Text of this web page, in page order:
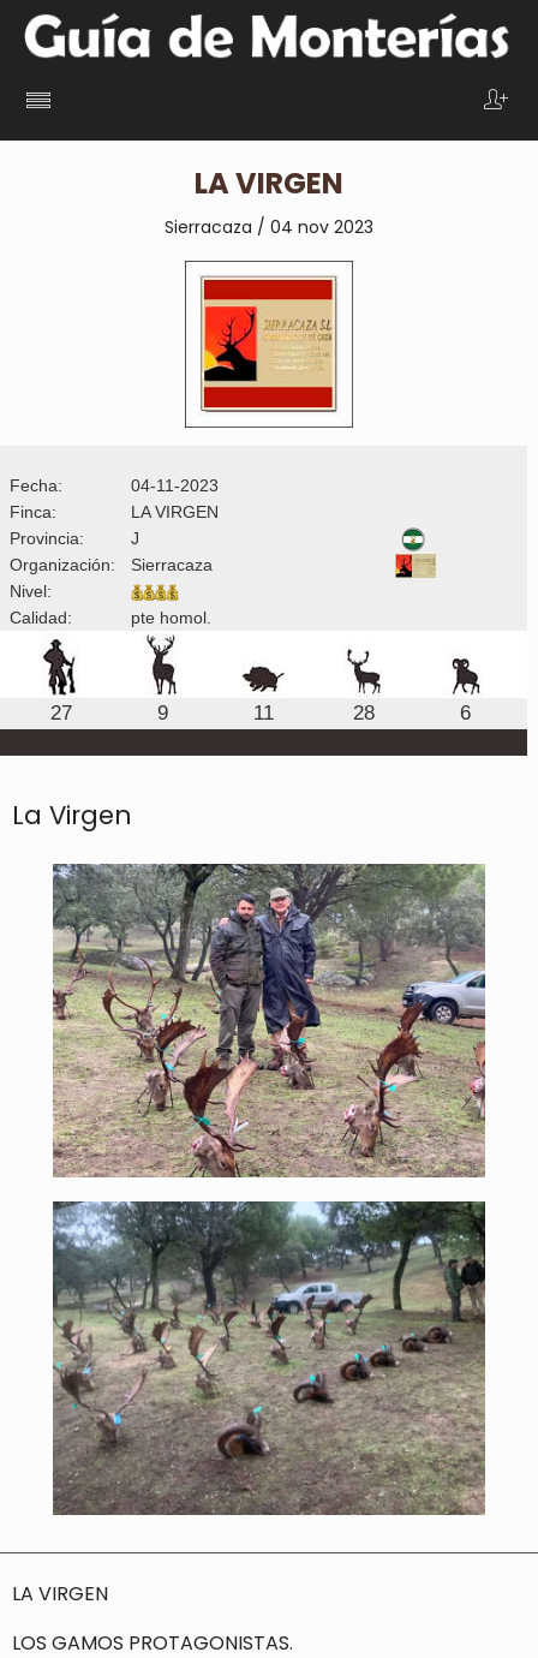
LA VIRGEN
Sierracaza / 04 nov 2023
Fecha:
04-11-2023
Finca:
LA VIRGEN
Provincia:
J
Organización:
Sierracaza
Nivel:
Calidad:
pte homol.
27 9 11 28 6
La Virgen
LA VIRGEN
LOS GAMOS PROTAGONISTAS.